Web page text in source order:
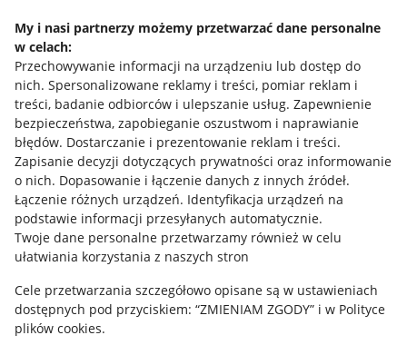
My i nasi partnerzy możemy przetwarzać dane personalne
w celach:
Przechowywanie informacji na urządzeniu lub dostęp do
nich. Spersonalizowane reklamy i treści, pomiar reklam i
treści, badanie odbiorców i ulepszanie usług. Zapewnienie
bezpieczeństwa, zapobieganie oszustwom i naprawianie
błędów. Dostarczanie i prezentowanie reklam i treści.
Zapisanie decyzji dotyczących prywatności oraz informowanie
o nich. Dopasowanie i łączenie danych z innych źródeł.
Łączenie różnych urządzeń. Identyfikacja urządzeń na
podstawie informacji przesyłanych automatycznie.
Twoje dane personalne przetwarzamy również w celu
ułatwiania korzystania z naszych stron
Cele przetwarzania szczegółowo opisane są w ustawieniach
dostępnych pod przyciskiem: “ZMIENIAM ZGODY” i w Polityce
plików cookies.
Allegro Gadane dla sprzedających
Allegro Gadane dla kupujących
Mapa miejscowości
Informacje prawne
Regulamin
Polityka plików "cookies"
Ustawienia plików "cookies"
Udostępnianie lokalizacji
Informacje dla Aktu o Usługach Cyfrowych